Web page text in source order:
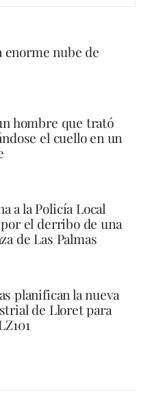
enorme nube de
hombre que trató
el cuello en un
a la Policía Local
el derribo de una
de Las Palmas
planifican la nueva
de Lloret para